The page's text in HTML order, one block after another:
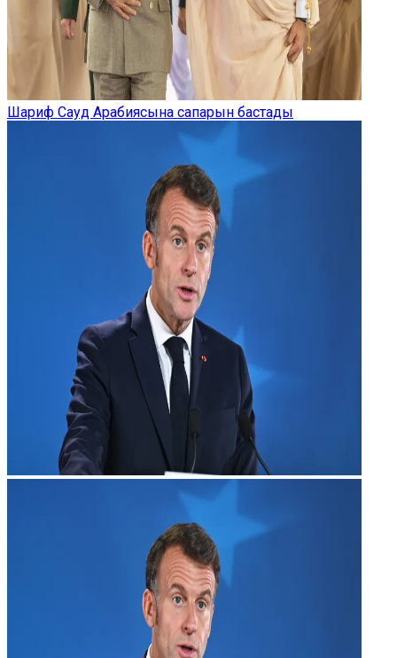
Шариф Сауд Арабиясына сапарын бастады